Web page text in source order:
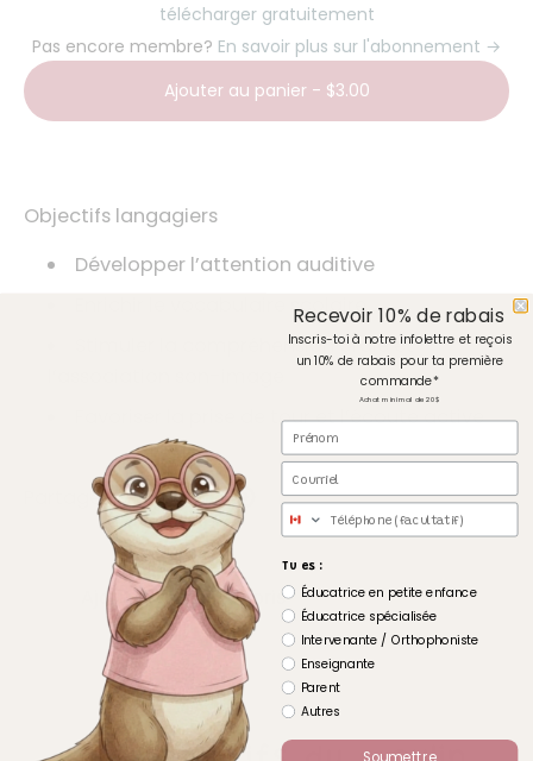
télécharger gratuitement
Pas encore membre? En savoir plus sur l'abonnement →
Ajouter au panier - $3.00
Objectifs langagiers
Développer l’attention auditive
Enrichir le vocabulaire scolaire
Stimuler la compréhension orale et
Favoriser la prise de tour et l’écoute active
Partager
Ajouter à mes favoris
Recevoir 10% de rabais
Inscris-toi à notre infolettre et reçois
un 10% de rabais pour ta première
commande*
Achat minimal de 20$
Prénom
Courriel
Téléphone
Tu es :
Éducatrice en petite enfance
Éducatrice spécialisée
Intervenante / Orthophoniste
Enseignante
Parent
Autres
Soumettre